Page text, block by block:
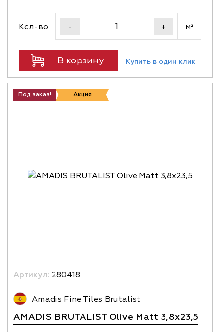
Кол-во - + м²
В корзину Купить в один клик
Под заказ! Акция
Артикул: 280418
Amadis Fine Tiles Brutalist
AMADIS BRUTALIST Olive Matt 3,8х23,5